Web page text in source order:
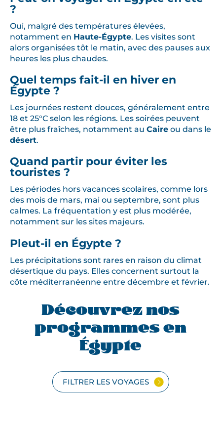
?
Oui, malgré des températures élevées,
notamment en Haute-Égypte. Les visites sont
alors organisées tôt le matin, avec des pauses aux
heures les plus chaudes.
Quel temps fait-il en hiver en
Égypte ?
Les journées restent douces, généralement entre
18 et 25°C selon les régions. Les soirées peuvent
être plus fraîches, notamment au Caire ou dans le
désert.
Quand partir pour éviter les
touristes ?
Les périodes hors vacances scolaires, comme lors
des mois de mars, mai ou septembre, sont plus
calmes. La fréquentation y est plus modérée,
notamment sur les sites majeurs.
Pleut-il en Égypte ?
Les précipitations sont rares en raison du climat
désertique du pays. Elles concernent surtout la
côte méditerranéenne entre décembre et février.
Découvrez nos
programmes en
Égypte
FILTRER LES VOYAGES